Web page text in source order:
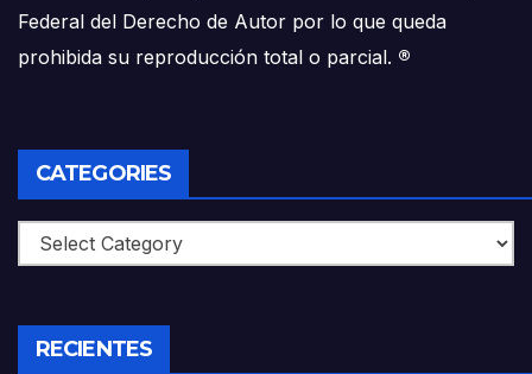
Federal del Derecho de Autor por lo que queda
prohibida su reproducción total o parcial. ®
CATEGORIES
Categories
RECIENTES